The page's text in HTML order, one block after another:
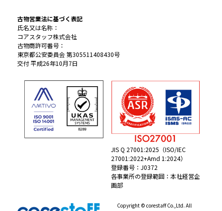
古物営業法に基づく表記
氏名又は名称：
コアスタッフ株式会社
古物商許可番号：
東京都公安委員会 第305511408430号
交付 平成26年10月7日
JIS Q 27001:2025（ISO/IEC
27001:2022+Amd 1:2024）
登録番号：J0372
各事業所の登録範囲：本社経営企
画部
Copyright © corestaff Co.,Ltd. All